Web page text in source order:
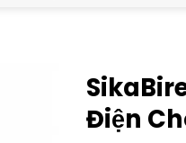
Điện